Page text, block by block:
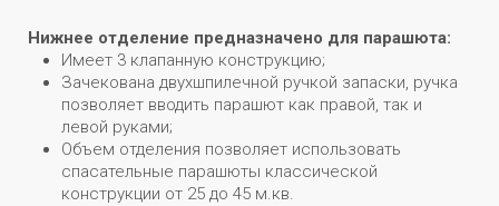
Нижнее отделение предназначено для парашюта:
Имеет 3 клапанную конструкцию;
Зачекована двухшпилечной ручкой запаски, ручка
позволяет вводить парашют как правой, так и
левой руками;
Объем отделения позволяет использовать
спасательные парашюты классической
конструкции от 25 до 45 м.кв.